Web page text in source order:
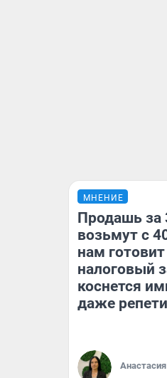
МНЕНИЕ
Продашь за
возьмут с
нам
налоговый
коснется
даже